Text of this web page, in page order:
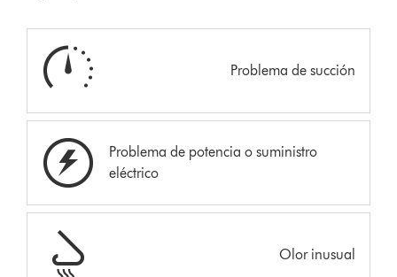
Problema de succión
Problema de potencia o suministro
eléctrico
Olor inusual